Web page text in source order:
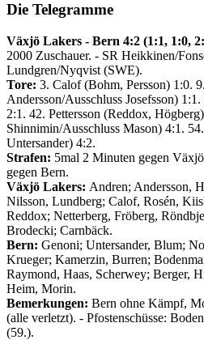
Die Telegramme
Växjö Lakers - Bern 4:2 (1:1, 1:0,
2000 Zuschauer. - SR Heikkinen/
Lundgren/Nyqvist (SWE).
Tore: 3. Calof (Bohm, Persson) 1:0.
Andersson/Ausschluss Josefsson)
2:1. 42. Pettersson (Reddox,
Shinnimin/Ausschluss Mason) 4:1.
Untersander) 4:2.
Strafen: 5mal 2 Minuten gegen
gegen Bern.
Växjö Lakers: Andren; Andersson,
Nilsson, Lundberg; Calof, Rosén,
Reddox; Netterberg, Fröberg,
Brodecki; Carnbäck.
Bern: Genoni; Untersander, Blum;
Krueger; Kamerzin, Burren;
Raymond, Haas, Scherwey; Berger,
Heim, Morin.
Bemerkungen: Bern ohne Kämpf,
(alle verletzt). - Pfostenschüsse:
(59.).